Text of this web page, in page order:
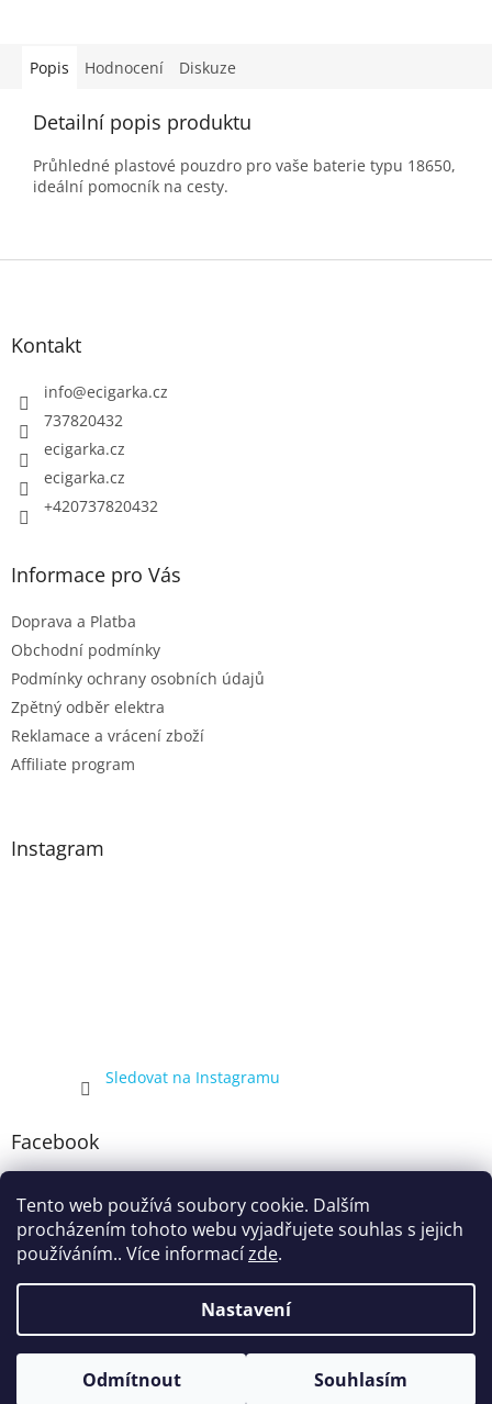
Tento web používá soubory cookie. Dalším
procházením tohoto webu vyjadřujete souhlas s jejich
používáním.. Více informacízde.
Nastavení
Odmítnout Souhlasím
Kompletní nabídka balíčků 4+1, zobrazená pouze registrovaným
Popis Hodnocení Diskuze
Detailní popis produktu
Průhledné plastové pouzdro pro vaše baterie typu 18650,
ideální pomocník na cesty.
Kontakt
info@ecigarka.cz
737820432
ecigarka.cz
ecigarka.cz
+420737820432
Informace pro Vás
Doprava a Platba
Obchodní podmínky
Podmínky ochrany osobních údajů
Zpětný odběr elektra
Reklamace a vrácení zboží
Affiliate program
Instagram
Sledovat na Instagramu
Facebook
Vytvořil Shoptet
Copyright 2026ecigarka.cz . Všechna práva vyhrazena.